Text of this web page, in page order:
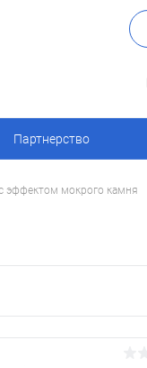
Партнерство
эффектом мокрого камня